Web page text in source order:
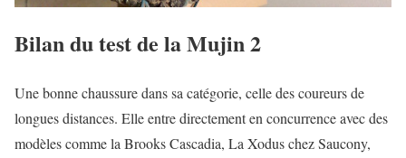
Bilan du test de la Mujin 2
Une bonne chaussure dans sa catégorie, celle des coureurs de
longues distances. Elle entre directement en concurrence avec des
modèles comme la Brooks Cascadia, La Xodus chez Saucony,